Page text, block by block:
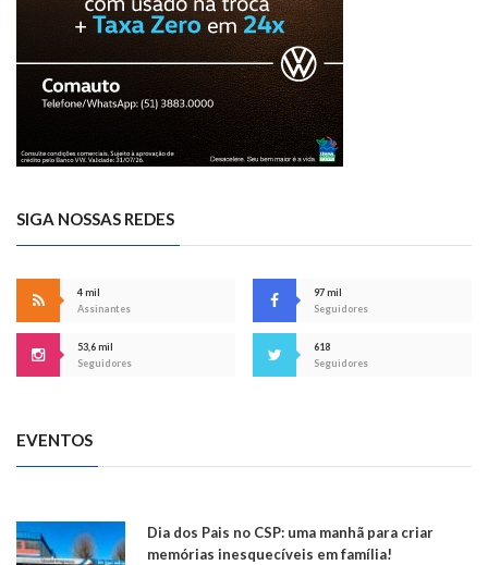
SIGA NOSSAS REDES
4 mil
Assinantes
97 mil
Seguidores
53,6 mil
Seguidores
618
Seguidores
EVENTOS
Dia dos Pais no CSP: uma manhã para criar
memórias inesquecíveis em família!